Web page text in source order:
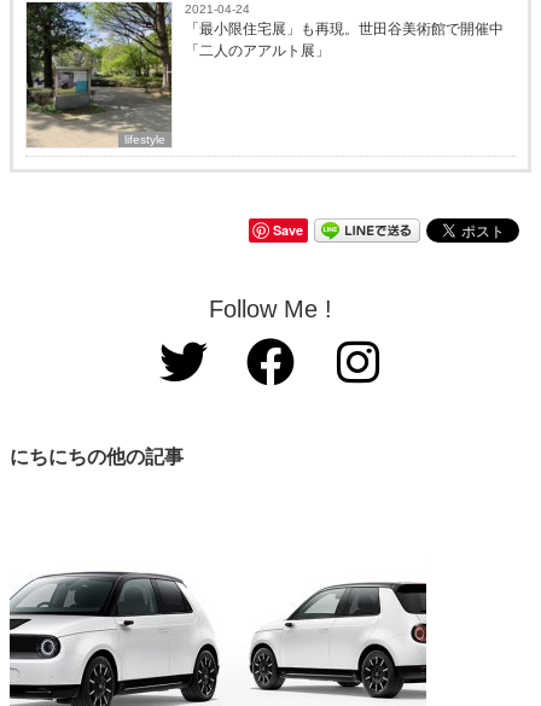
lifestyle
2021-04-24
「最小限住宅展」も再現。世田谷美術館で開催中
「二人のアアルト展」
Save
Follow Me !
にちにちの他の記事